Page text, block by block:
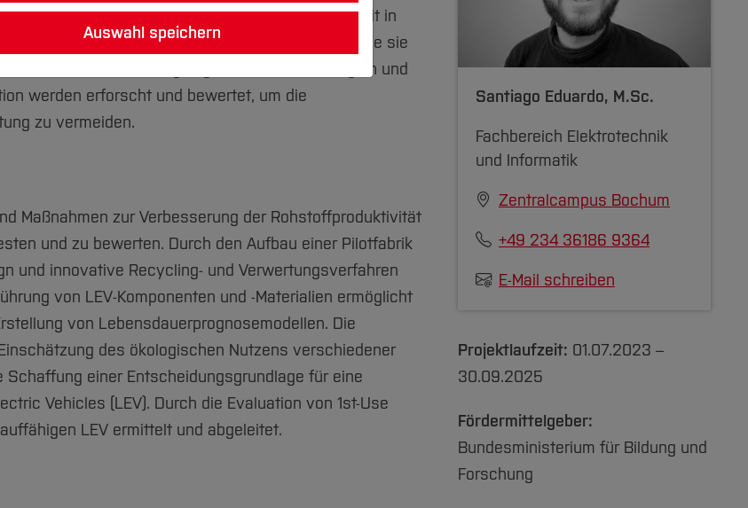
unerlässlich. Das Labor für Nachhaltigkeit in
politischer Regelungen und Ziele, wie sie
festgelegt wurden. Technologien und
werden erforscht und bewertet, um die
zu vermeiden.
Maßnahmen zur Verbesserung der Rohstoffproduktivität
und zu bewerten. Durch den Aufbau einer Pilotfabrik
und innovative Recycling- und Verwertungsverfahren
von LEV-Komponenten und -Materialien ermöglicht
von Lebensdauerprognosemodellen. Die
des ökologischen Nutzens verschiedener
einer Entscheidungsgrundlage für eine
Vehicles (LEV). Durch die Evaluation von 1st-Use
LEV ermittelt und abgeleitet.
Santiago Eduardo, M.Sc.
Fachbereich Elektrotechnik
und Informatik
Zentralcampus Bochum
+49 234 36186 9364
E-Mail schreiben
Projektlaufzeit: 01.07.2023 –
30.09.2025
Fördermittelgeber:
Bundesministerium für Bildung und
Forschung
Auswahl speichern